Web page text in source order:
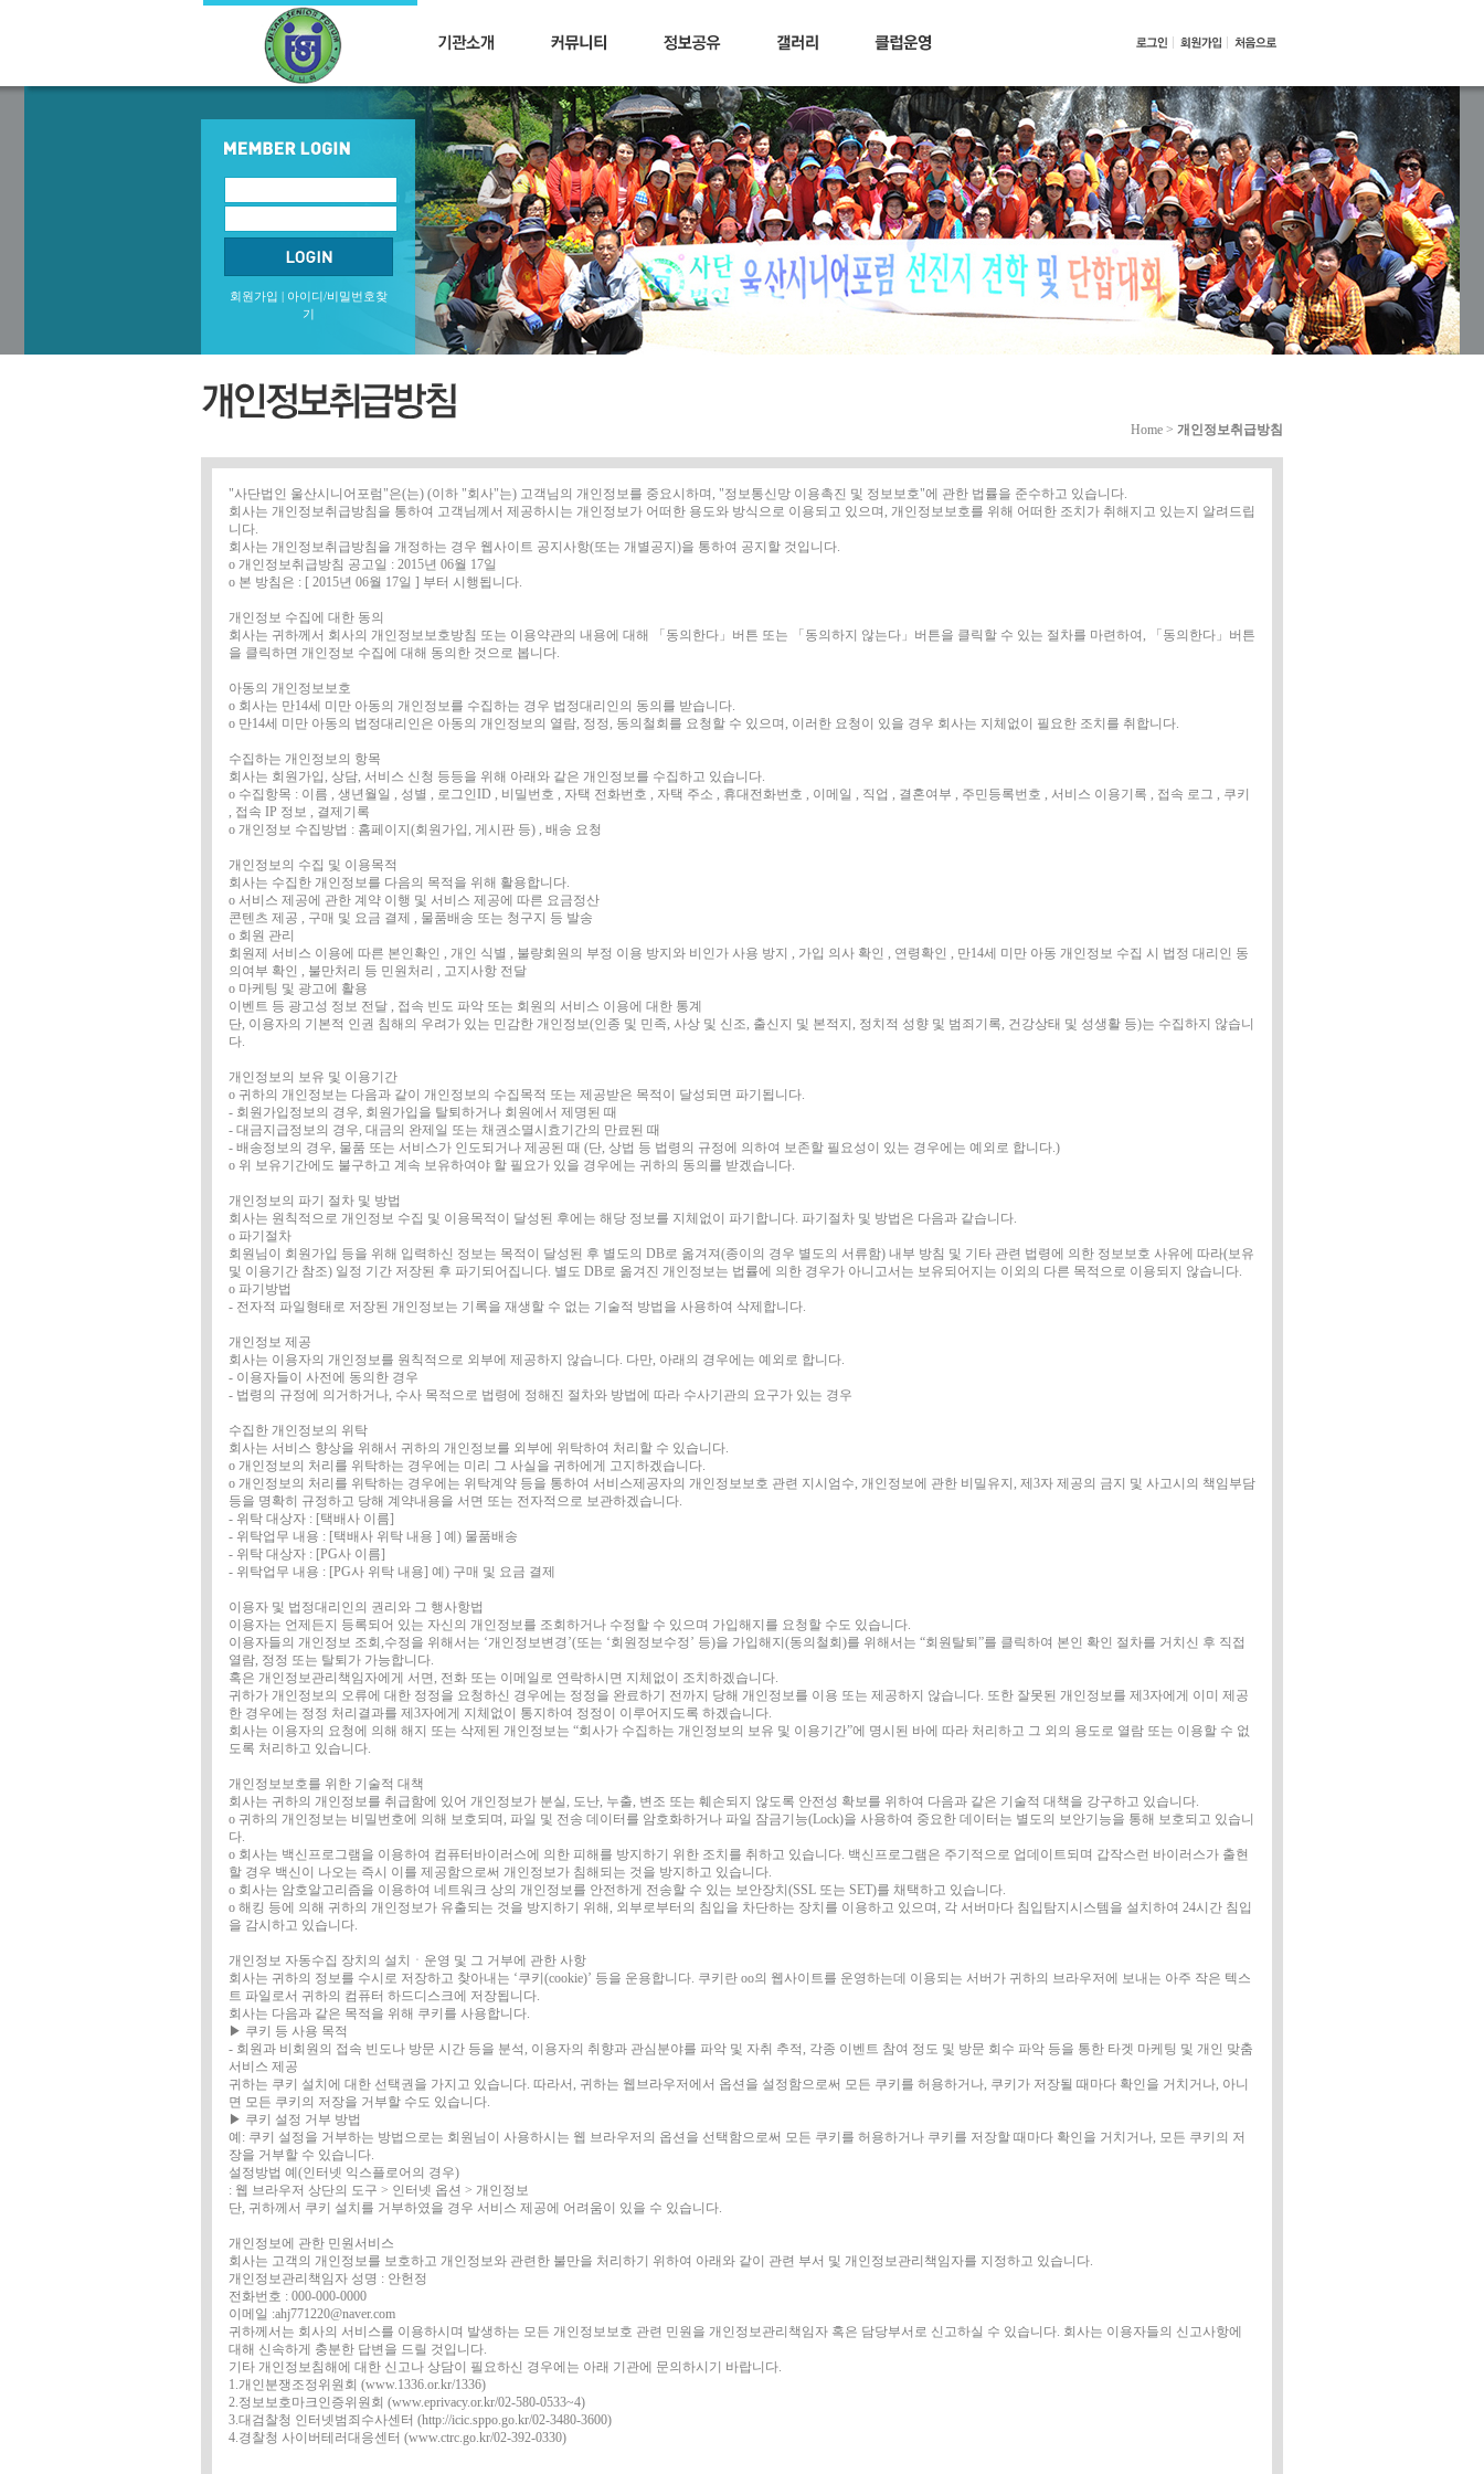
회원가입 | 아이디/비밀번호찾
기
Home > 개인정보취급방침
"사단법인 울산시니어포럼"은(는) (이하 "회사"는) 고객님의 개인정보를 중요시하며, "정보통신망 이용촉진 및 정보보호"에 관한 법률을 준수하고 있습니다.
회사는 개인정보취급방침을 통하여 고객님께서 제공하시는 개인정보가 어떠한 용도와 방식으로 이용되고 있으며, 개인정보보호를 위해 어떠한 조치가 취해지고 있는지 알려드립
니다.
회사는 개인정보취급방침을 개정하는 경우 웹사이트 공지사항(또는 개별공지)을 통하여 공지할 것입니다.
ο 개인정보취급방침 공고일 : 2015년 06월 17일
ο 본 방침은 : [ 2015년 06월 17일 ] 부터 시행됩니다.
개인정보 수집에 대한 동의
회사는 귀하께서 회사의 개인정보보호방침 또는 이용약관의 내용에 대해 「동의한다」버튼 또는 「동의하지 않는다」버튼을 클릭할 수 있는 절차를 마련하여, 「동의한다」버튼
을 클릭하면 개인정보 수집에 대해 동의한 것으로 봅니다.
아동의 개인정보보호
ο 회사는 만14세 미만 아동의 개인정보를 수집하는 경우 법정대리인의 동의를 받습니다.
ο 만14세 미만 아동의 법정대리인은 아동의 개인정보의 열람, 정정, 동의철회를 요청할 수 있으며, 이러한 요청이 있을 경우 회사는 지체없이 필요한 조치를 취합니다.
수집하는 개인정보의 항목
회사는 회원가입, 상담, 서비스 신청 등등을 위해 아래와 같은 개인정보를 수집하고 있습니다.
ο 수집항목 : 이름 , 생년월일 , 성별 , 로그인ID , 비밀번호 , 자택 전화번호 , 자택 주소 , 휴대전화번호 , 이메일 , 직업 , 결혼여부 , 주민등록번호 , 서비스 이용기록 , 접속 로그 , 쿠키
, 접속 IP 정보 , 결제기록
ο 개인정보 수집방법 : 홈페이지(회원가입, 게시판 등) , 배송 요청
개인정보의 수집 및 이용목적
회사는 수집한 개인정보를 다음의 목적을 위해 활용합니다.
ο 서비스 제공에 관한 계약 이행 및 서비스 제공에 따른 요금정산
콘텐츠 제공 , 구매 및 요금 결제 , 물품배송 또는 청구지 등 발송
ο 회원 관리
회원제 서비스 이용에 따른 본인확인 , 개인 식별 , 불량회원의 부정 이용 방지와 비인가 사용 방지 , 가입 의사 확인 , 연령확인 , 만14세 미만 아동 개인정보 수집 시 법정 대리인 동
의여부 확인 , 불만처리 등 민원처리 , 고지사항 전달
ο 마케팅 및 광고에 활용
이벤트 등 광고성 정보 전달 , 접속 빈도 파악 또는 회원의 서비스 이용에 대한 통계
단, 이용자의 기본적 인권 침해의 우려가 있는 민감한 개인정보(인종 및 민족, 사상 및 신조, 출신지 및 본적지, 정치적 성향 및 범죄기록, 건강상태 및 성생활 등)는 수집하지 않습니
다.
개인정보의 보유 및 이용기간
ο 귀하의 개인정보는 다음과 같이 개인정보의 수집목적 또는 제공받은 목적이 달성되면 파기됩니다.
- 회원가입정보의 경우, 회원가입을 탈퇴하거나 회원에서 제명된 때
- 대금지급정보의 경우, 대금의 완제일 또는 채권소멸시효기간의 만료된 때
- 배송정보의 경우, 물품 또는 서비스가 인도되거나 제공된 때 (단, 상법 등 법령의 규정에 의하여 보존할 필요성이 있는 경우에는 예외로 합니다.)
ο 위 보유기간에도 불구하고 계속 보유하여야 할 필요가 있을 경우에는 귀하의 동의를 받겠습니다.
개인정보의 파기 절차 및 방법
회사는 원칙적으로 개인정보 수집 및 이용목적이 달성된 후에는 해당 정보를 지체없이 파기합니다. 파기절차 및 방법은 다음과 같습니다.
ο 파기절차
회원님이 회원가입 등을 위해 입력하신 정보는 목적이 달성된 후 별도의 DB로 옮겨져(종이의 경우 별도의 서류함) 내부 방침 및 기타 관련 법령에 의한 정보보호 사유에 따라(보유
및 이용기간 참조) 일정 기간 저장된 후 파기되어집니다. 별도 DB로 옮겨진 개인정보는 법률에 의한 경우가 아니고서는 보유되어지는 이외의 다른 목적으로 이용되지 않습니다.
ο 파기방법
- 전자적 파일형태로 저장된 개인정보는 기록을 재생할 수 없는 기술적 방법을 사용하여 삭제합니다.
개인정보 제공
회사는 이용자의 개인정보를 원칙적으로 외부에 제공하지 않습니다. 다만, 아래의 경우에는 예외로 합니다.
- 이용자들이 사전에 동의한 경우
- 법령의 규정에 의거하거나, 수사 목적으로 법령에 정해진 절차와 방법에 따라 수사기관의 요구가 있는 경우
수집한 개인정보의 위탁
회사는 서비스 향상을 위해서 귀하의 개인정보를 외부에 위탁하여 처리할 수 있습니다.
ο 개인정보의 처리를 위탁하는 경우에는 미리 그 사실을 귀하에게 고지하겠습니다.
ο 개인정보의 처리를 위탁하는 경우에는 위탁계약 등을 통하여 서비스제공자의 개인정보보호 관련 지시엄수, 개인정보에 관한 비밀유지, 제3자 제공의 금지 및 사고시의 책임부담
등을 명확히 규정하고 당해 계약내용을 서면 또는 전자적으로 보관하겠습니다.
- 위탁 대상자 : [택배사 이름]
- 위탁업무 내용 : [택배사 위탁 내용 ] 예) 물품배송
- 위탁 대상자 : [PG사 이름]
- 위탁업무 내용 : [PG사 위탁 내용] 예) 구매 및 요금 결제
이용자 및 법정대리인의 권리와 그 행사항법
이용자는 언제든지 등록되어 있는 자신의 개인정보를 조회하거나 수정할 수 있으며 가입해지를 요청할 수도 있습니다.
이용자들의 개인정보 조회,수정을 위해서는 ‘개인정보변경’(또는 ‘회원정보수정’ 등)을 가입해지(동의철회)를 위해서는 “회원탈퇴”를 클릭하여 본인 확인 절차를 거치신 후 직접
열람, 정정 또는 탈퇴가 가능합니다.
혹은 개인정보관리책임자에게 서면, 전화 또는 이메일로 연락하시면 지체없이 조치하겠습니다.
귀하가 개인정보의 오류에 대한 정정을 요청하신 경우에는 정정을 완료하기 전까지 당해 개인정보를 이용 또는 제공하지 않습니다. 또한 잘못된 개인정보를 제3자에게 이미 제공
한 경우에는 정정 처리결과를 제3자에게 지체없이 통지하여 정정이 이루어지도록 하겠습니다.
회사는 이용자의 요청에 의해 해지 또는 삭제된 개인정보는 “회사가 수집하는 개인정보의 보유 및 이용기간”에 명시된 바에 따라 처리하고 그 외의 용도로 열람 또는 이용할 수 없
도록 처리하고 있습니다.
개인정보보호를 위한 기술적 대책
회사는 귀하의 개인정보를 취급함에 있어 개인정보가 분실, 도난, 누출, 변조 또는 훼손되지 않도록 안전성 확보를 위하여 다음과 같은 기술적 대책을 강구하고 있습니다.
ο 귀하의 개인정보는 비밀번호에 의해 보호되며, 파일 및 전송 데이터를 암호화하거나 파일 잠금기능(Lock)을 사용하여 중요한 데이터는 별도의 보안기능을 통해 보호되고 있습니
다.
ο 회사는 백신프로그램을 이용하여 컴퓨터바이러스에 의한 피해를 방지하기 위한 조치를 취하고 있습니다. 백신프로그램은 주기적으로 업데이트되며 갑작스런 바이러스가 출현
할 경우 백신이 나오는 즉시 이를 제공함으로써 개인정보가 침해되는 것을 방지하고 있습니다.
ο 회사는 암호알고리즘을 이용하여 네트워크 상의 개인정보를 안전하게 전송할 수 있는 보안장치(SSL 또는 SET)를 채택하고 있습니다.
ο 해킹 등에 의해 귀하의 개인정보가 유출되는 것을 방지하기 위해, 외부로부터의 침입을 차단하는 장치를 이용하고 있으며, 각 서버마다 침입탐지시스템을 설치하여 24시간 침입
을 감시하고 있습니다.
개인정보 자동수집 장치의 설치ㆍ운영 및 그 거부에 관한 사항
회사는 귀하의 정보를 수시로 저장하고 찾아내는 ‘쿠키(cookie)’ 등을 운용합니다. 쿠키란 oo의 웹사이트를 운영하는데 이용되는 서버가 귀하의 브라우저에 보내는 아주 작은 텍스
트 파일로서 귀하의 컴퓨터 하드디스크에 저장됩니다.
회사는 다음과 같은 목적을 위해 쿠키를 사용합니다.
▶ 쿠키 등 사용 목적
- 회원과 비회원의 접속 빈도나 방문 시간 등을 분석, 이용자의 취향과 관심분야를 파악 및 자취 추적, 각종 이벤트 참여 정도 및 방문 회수 파악 등을 통한 타겟 마케팅 및 개인 맞춤
서비스 제공
귀하는 쿠키 설치에 대한 선택권을 가지고 있습니다. 따라서, 귀하는 웹브라우저에서 옵션을 설정함으로써 모든 쿠키를 허용하거나, 쿠키가 저장될 때마다 확인을 거치거나, 아니
면 모든 쿠키의 저장을 거부할 수도 있습니다.
▶ 쿠키 설정 거부 방법
예: 쿠키 설정을 거부하는 방법으로는 회원님이 사용하시는 웹 브라우저의 옵션을 선택함으로써 모든 쿠키를 허용하거나 쿠키를 저장할 때마다 확인을 거치거나, 모든 쿠키의 저
장을 거부할 수 있습니다.
설정방법 예(인터넷 익스플로어의 경우)
: 웹 브라우저 상단의 도구 > 인터넷 옵션 > 개인정보
단, 귀하께서 쿠키 설치를 거부하였을 경우 서비스 제공에 어려움이 있을 수 있습니다.
개인정보에 관한 민원서비스
회사는 고객의 개인정보를 보호하고 개인정보와 관련한 불만을 처리하기 위하여 아래와 같이 관련 부서 및 개인정보관리책임자를 지정하고 있습니다.
개인정보관리책임자 성명 : 안헌정
전화번호 : 000-000-0000
이메일 :ahj771220@naver.com
귀하께서는 회사의 서비스를 이용하시며 발생하는 모든 개인정보보호 관련 민원을 개인정보관리책임자 혹은 담당부서로 신고하실 수 있습니다. 회사는 이용자들의 신고사항에
대해 신속하게 충분한 답변을 드릴 것입니다.
기타 개인정보침해에 대한 신고나 상담이 필요하신 경우에는 아래 기관에 문의하시기 바랍니다.
1.개인분쟁조정위원회 (www.1336.or.kr/1336)
2.정보보호마크인증위원회 (www.eprivacy.or.kr/02-580-0533~4)
3.대검찰청 인터넷범죄수사센터 (http://icic.sppo.go.kr/02-3480-3600)
4.경찰청 사이버테러대응센터 (www.ctrc.go.kr/02-392-0330)